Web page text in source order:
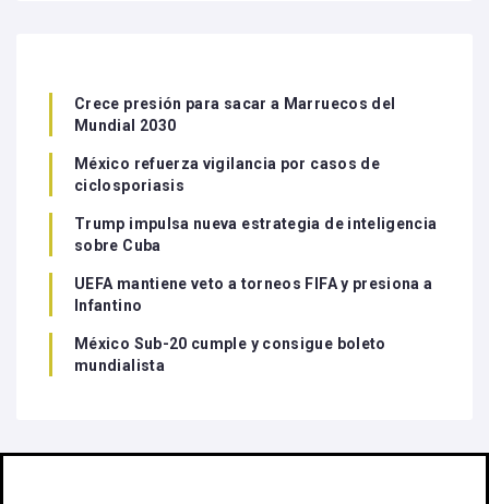
Crece presión para sacar a Marruecos del
Mundial 2030
México refuerza vigilancia por casos de
ciclosporiasis
Trump impulsa nueva estrategia de inteligencia
sobre Cuba
UEFA mantiene veto a torneos FIFA y presiona a
Infantino
México Sub-20 cumple y consigue boleto
mundialista